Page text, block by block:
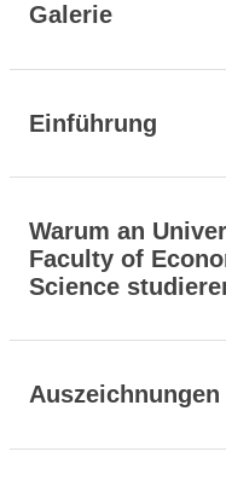
Galerie
Einführung
Warum an
Faculty of
Science